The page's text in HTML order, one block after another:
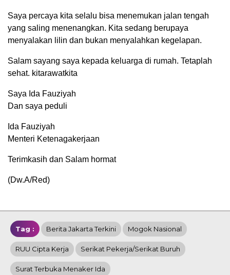
Saya percaya kita selalu bisa menemukan jalan tengah
yang saling menenangkan. Kita sedang berupaya
menyalakan lilin dan bukan menyalahkan kegelapan.
Salam sayang saya kepada keluarga di rumah. Tetaplah
sehat. kitarawatkita
Saya Ida Fauziyah
Dan saya peduli
Ida Fauziyah
Menteri Ketenagakerjaan
Terimkasih dan Salam hormat
(Dw.A/Red)
Tag : Berita Jakarta Terkini Mogok Nasional
RUU Cipta Kerja Serikat Pekerja/Serikat Buruh
Surat Terbuka Menaker Ida